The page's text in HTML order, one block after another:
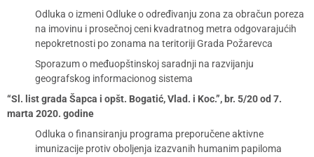
Odluka o izmeni Odluke o određivanju zona za obračun poreza
na imovinu i prosečnoj ceni kvadratnog metra odgovarajućih
nepokretnosti po zonama na teritoriji Grada Požarevca
Sporazum o međuopštinskoj saradnji na razvijanju
geografskog informacionog sistema
“Sl. list grada Šapca i opšt. Bogatić, Vlad. i Koc.”, br. 5/20 od 7.
marta 2020. godine
Odluka o finansiranju programa preporučene aktivne
imunizacije protiv oboljenja izazvanih humanim papiloma